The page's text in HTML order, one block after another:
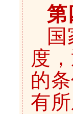
第
度
的
有所